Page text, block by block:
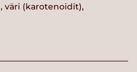
väri (karotenoidit),